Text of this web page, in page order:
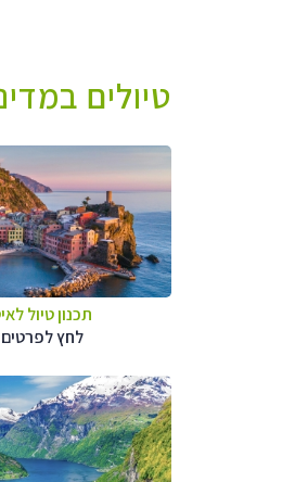
טיולים
תכנון טיול
לחץ לפרטים